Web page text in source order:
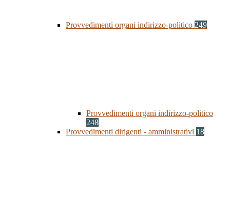
Provvedimenti organi indirizzo-politico 249
Provvedimenti organi indirizzo-politico
248
Provvedimenti dirigenti - amministrativi 18